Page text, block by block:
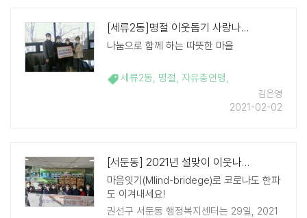
[세류2동]명절 이웃돕기 사랑나눔 후원 줄이어
나눔으로 함께 하는 따뜻한 마을
세류2동, 명절, 자유총연맹,
김은영
2021-02-02
[서둔동] 2021년 설맞이 이웃나눔 행사 열어
마음잇기(MIind-bridege)로 코로나도 한파
도 이겨내세요!
권선구 서둔동 행정복지센터는 29일, 2021